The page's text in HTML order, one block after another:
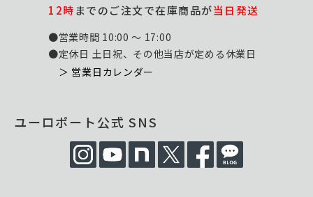
12時までのご注文で在庫商品が当日発送
●営業時間 10:00 ～ 17:00
●定休日 土日祝、その他当店が定める休業日
＞ 営業日カレンダー
ユーロポート公式 SNS